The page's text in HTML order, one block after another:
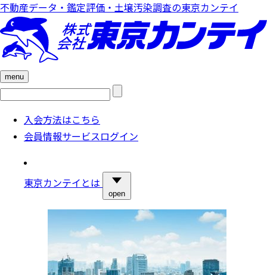
不動産データ・鑑定評価・土壌汚染調査の東京カンテイ
menu
検
入会方法はこちら
会員情報サービスログイン
東京カンテイとは
open